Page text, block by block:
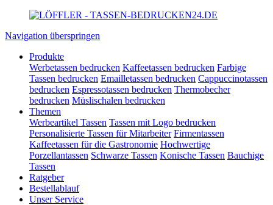
Navigation überspringen
Produkte
Werbetassen bedrucken Kaffeetassen bedrucken Farbige
Tassen bedrucken Emailletassen bedrucken Cappuccinotassen
bedrucken Espressotassen bedrucken Thermobecher
bedrucken Müslischalen bedrucken
Themen
Werbeartikel Tassen Tassen mit Logo bedrucken
Personalisierte Tassen für Mitarbeiter Firmentassen
Kaffeetassen für die Gastronomie Hochwertige
Porzellantassen Schwarze Tassen Konische Tassen Bauchige
Tassen
Ratgeber
Bestellablauf
Unser Service